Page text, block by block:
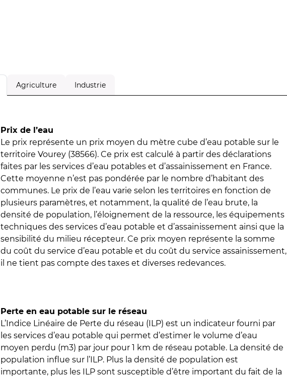
Agriculture Industrie
Prix de l’eau
Le prix représente un prix moyen du mètre cube d’eau potable sur le
territoire Vourey (38566). Ce prix est calculé à partir des déclarations
faites par les services d’eau potables et d’assainissement en France.
Cette moyenne n’est pas pondérée par le nombre d’habitant des
communes. Le prix de l’eau varie selon les territoires en fonction de
plusieurs paramètres, et notamment, la qualité de l’eau brute, la
densité de population, l’éloignement de la ressource, les équipements
techniques des services d’eau potable et d’assainissement ainsi que la
sensibilité du milieu récepteur. Ce prix moyen représente la somme
du coût du service d’eau potable et du coût du service assainissement,
il ne tient pas compte des taxes et diverses redevances.
Perte en eau potable sur le réseau
L’Indice Linéaire de Perte du réseau (ILP) est un indicateur fourni par
les services d’eau potable qui permet d’estimer le volume d’eau
moyen perdu (m3) par jour pour 1 km de réseau potable. La densité de
population influe sur l’ILP. Plus la densité de population est
importante, plus les ILP sont susceptible d’être important du fait de la